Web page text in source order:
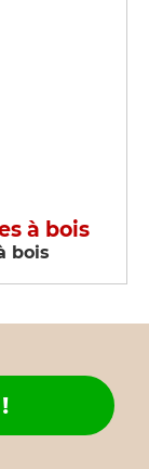
à bois
bois